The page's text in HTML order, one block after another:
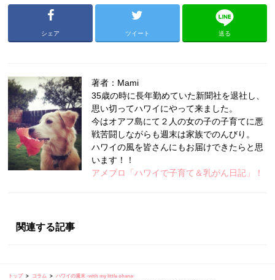
シェア ツイート 送る
著者：Mami
35歳の時に長年勤めていた新聞社を退社し、
思い切ってハワイにやって来ました。
今はオアフ島にて２人の女の子の子育てに悪
戦苦闘しながらも週末は家族でのんびり。
ハワイの風を皆さんにもお届けできたらと思
います！！
アメブロ「ハワイで子育て＆乳がん日記」！
関連する記事
トップ コラム
ハワイの週末 -with my little ohana-